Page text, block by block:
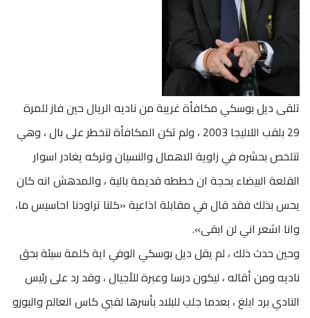
تلقى ديل بوسكي مكافأة غريبة من ناديه الريال حين فاز للمرة
29 بلقب اللاليجا 2003 ، ولم تكن المكافأة لتخطر على بال ، وهي
تتلخص بحشره في زاوية الاهمال والنسيان وتركه يغادر اسوار
القلعة البيضاء بحجة ان خططه قديمة بالية ، والمدهش انه كان
يحس بذلك فقد قال في مقابلة اذاعية «كلنا تراودنا احاسيس ما،
وانا اشعر اني لن ابقى».
وحين حدث ذلك ، لم يقل ديل بوسكي الوفي اية كلمة سيئة بحق
ناديه ومن أقاله ، ليكون درسا وعبرة للأجيال ، وقد رد على رئيس
النادي برد ابلغ ، بعدما جلب للبلاد بأسرها لقبي كاس العالم واليورو